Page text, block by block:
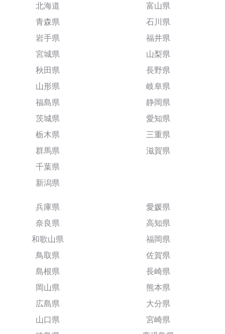
北海道
青森県
岩手県
宮城県
秋田県
山形県
福島県
茨城県
栃木県
群馬県
千葉県
新潟県
富山県
石川県
福井県
山梨県
長野県
岐阜県
静岡県
愛知県
三重県
滋賀県
兵庫県
奈良県
和歌山県
鳥取県
島根県
岡山県
広島県
山口県
愛媛県
高知県
福岡県
佐賀県
長崎県
熊本県
大分県
宮崎県